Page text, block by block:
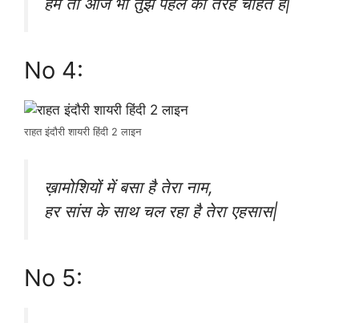
No 4:
राहत इंदौरी शायरी हिंदी 2 लाइन
ख़ामोशियों में बसा है तेरा नाम,
हर सांस के साथ चल रहा है तेरा एहसास|
No 5: